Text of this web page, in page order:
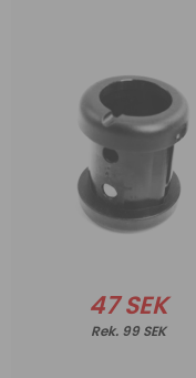
47 SEK
99 SEK